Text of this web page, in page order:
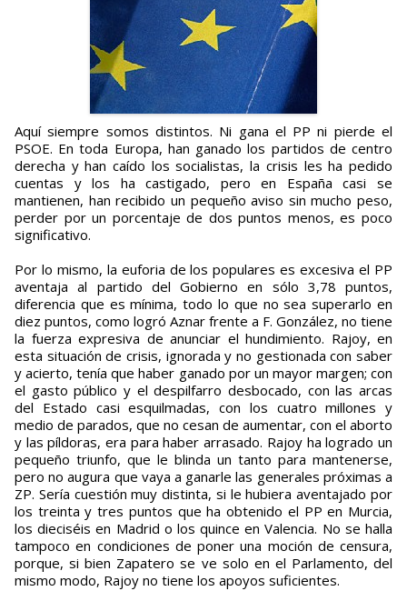
Aquí siempre somos distintos. Ni gana el PP ni pierde el
PSOE. En toda Europa, han ganado los partidos de centro
derecha y han caído los socialistas, la crisis les ha pedido
cuentas y los ha castigado, pero en España casi se
mantienen, han recibido un pequeño aviso sin mucho peso,
perder por un porcentaje de dos puntos menos, es poco
significativo.
Por lo mismo, la euforia de los populares es excesiva el PP
aventaja al partido del Gobierno en sólo 3,78 puntos,
diferencia que es mínima, todo lo que no sea superarlo en
diez puntos, como logró Aznar frente a F. González, no tiene
la fuerza expresiva de anunciar el hundimiento. Rajoy, en
esta situación de crisis, ignorada y no gestionada con saber
y acierto, tenía que haber ganado por un mayor margen; con
el gasto público y el despilfarro desbocado, con las arcas
del Estado casi esquilmadas, con los cuatro millones y
medio de parados, que no cesan de aumentar, con el aborto
y las píldoras, era para haber arrasado. Rajoy ha logrado un
pequeño triunfo, que le blinda un tanto para mantenerse,
pero no augura que vaya a ganarle las generales próximas a
ZP. Sería cuestión muy distinta, si le hubiera aventajado por
los treinta y tres puntos que ha obtenido el PP en Murcia,
los dieciséis en Madrid o los quince en Valencia. No se halla
tampoco en condiciones de poner una moción de censura,
porque, si bien Zapatero se ve solo en el Parlamento, del
mismo modo, Rajoy no tiene los apoyos suficientes.